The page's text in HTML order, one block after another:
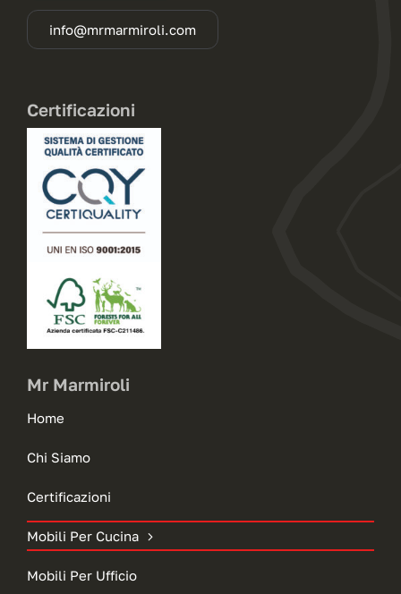
info@mrmarmiroli.com
Certificazioni
Mr Marmiroli
Home
Chi Siamo
Certificazioni
Mobili Per Cucina
Mobili Per Ufficio